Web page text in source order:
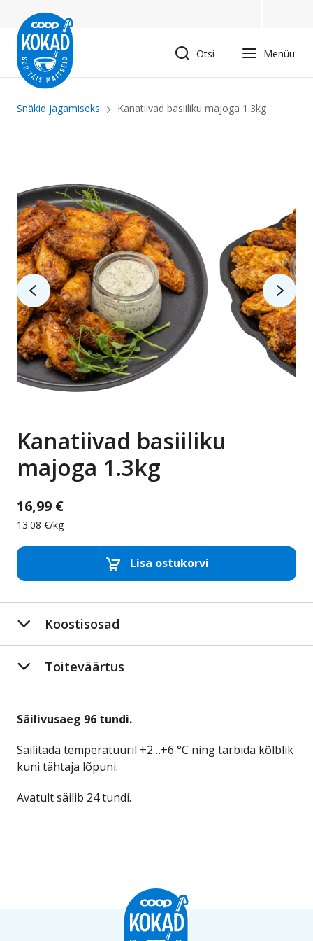
edasi
põhisisu
juurde
Otsi Menüü
Leivapuru
Snäkid jagamiseks Kanatiivad basiiliku majoga 1.3kg
Kanatiivad basiiliku
majoga 1.3kg
16,99 €
13.08 €/kg
Lisa ostukorvi
Eemalda toode
Koostisosad
Toiteväärtus
Säilivusaeg 96 tundi.
Säilitada temperatuuril +2…+6 °C ning tarbida kõlblik
kuni tähtaja lõpuni.
Avatult säilib 24 tundi.